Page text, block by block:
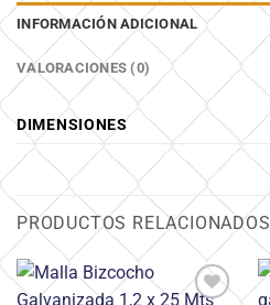
INFORMACIÓN ADICIONAL
VALORACIONES (0)
DIMENSIONES
PRODUCTOS RELACIONADOS